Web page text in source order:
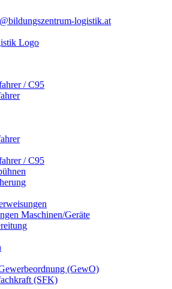
logistik.at
/ C95
/ C95
Maschinen/Geräte
(GewO)
(SFK)